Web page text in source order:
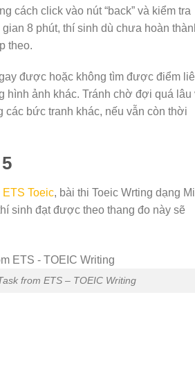
cách click vào nút “back” và kiểm tra
8 phút, thí sinh dù chưa hoàn
theo.
được hoặc không tìm được điểm
hình ảnh khác. Tránh chờ đợi quá lâu
các bức tranh khác, nếu vẫn còn thời
ETS Toeic, bài thi Toeic Wrting dạng
sinh đạt được theo thang đo này sẽ
from ETS – TOEIC Writing